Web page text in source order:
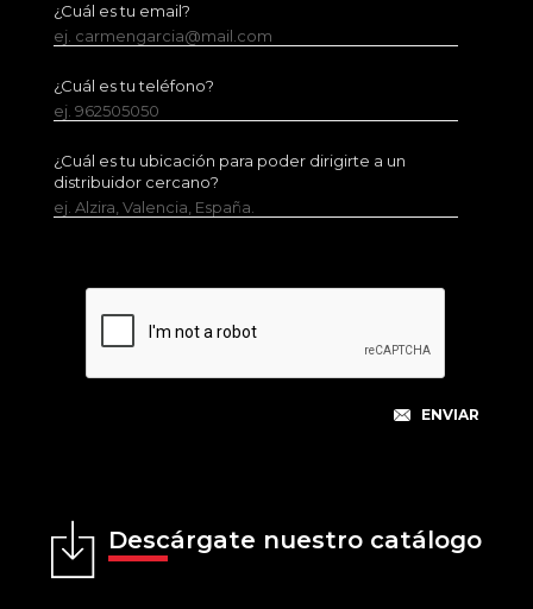
¿Cuál es tu email?
ej. carmengarcia@mail.com
¿Cuál es tu teléfono?
ej. 962505050
¿Cuál es tu ubicación para poder dirigirte a un
distribuidor cercano?
ej. Alzira, Valencia, España.
Descárgate nuestro catálogo